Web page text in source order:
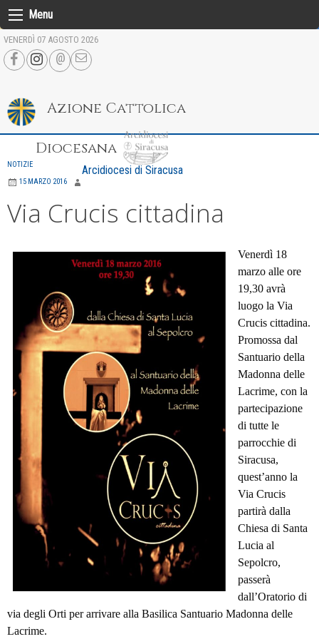
Skip
to
content
Menu
VENERDÌ 07 AGOSTO 2026
Azione Cattolica
Diocesana
Arcidiocesi di Siracusa
NOTIZIE
15 MARZO 2016
Via Crucis cittadina
Venerdì 18
marzo alle ore
19,30 avrà
luogo la Via
Crucis cittadina.
Promossa dal
Santuario della
Madonna delle
Lacrime, con la
partecipazione
di tutte le
parrocchie di
Siracusa,
quest’anno la
Via Crucis
partirà dalla
Chiesa di Santa
Lucia al
Sepolcro,
passerà
dall’Oratorio di
via degli Orti per arrivare alla Basilica Santuario Madonna delle
Lacrime.